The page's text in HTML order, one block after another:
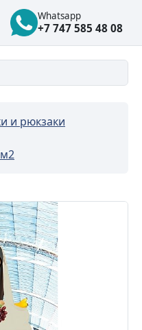
Whatsapp
+7 747 585 48 08
и рюкзаки